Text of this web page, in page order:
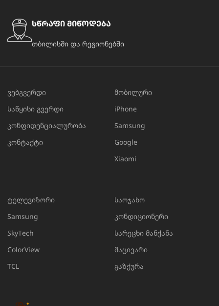
სწრაფი მიწოდება
თბილისში და რეგიონებში
ვებგვერდი
საწყისი გვერდი
კონფიდენციალურობა
კონტაქტი
მობილური
iPhone
Samsung
Google
Xiaomi
ტელევიზორი
Samsung
SkyTech
ColorView
TCL
საოჯახო
კონდიციონერი
სარეცხი მანქანა
მაცივარი
გაზქურა